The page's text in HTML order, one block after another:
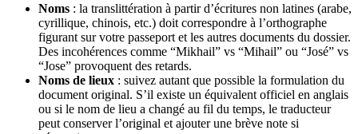
Noms : la translittération à partir d’écritures non latines (arabe,
cyrillique, chinois, etc.) doit correspondre à l’orthographe
figurant sur votre passeport et les autres documents du dossier.
Des incohérences comme “Mikhail” vs “Mihail” ou “José” vs
“Jose” provoquent des retards.
Noms de lieux : suivez autant que possible la formulation du
document original. S’il existe un équivalent officiel en anglais
ou si le nom de lieu a changé au fil du temps, le traducteur
peut conserver l’original et ajouter une brève note si